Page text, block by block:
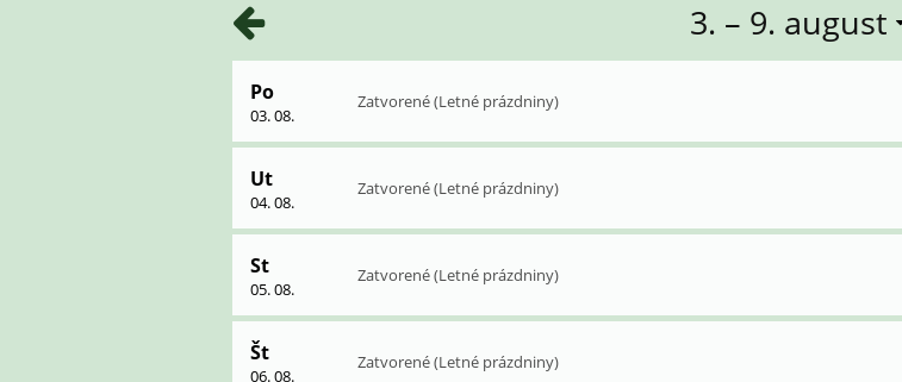
Jedálny
lístok
3. – 9. august
Po
03. 08.
Zatvorené (Letné prázdniny)
Ut
04. 08.
Zatvorené (Letné prázdniny)
St
05. 08.
Zatvorené (Letné prázdniny)
Št
06. 08.
Zatvorené (Letné prázdniny)